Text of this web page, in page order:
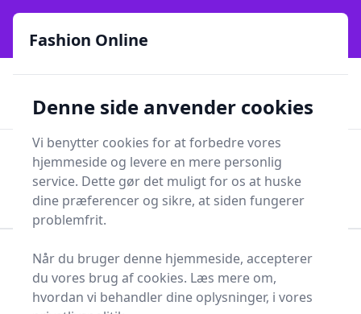
Fashion Online - Din genvej til stil, trends og smarte fund
online siden 2017
Lynhurtig levering ⭐⭐⭐⭐⭐✨981 forskellige produkttyper
Fashion Online
Søg
Forside Tøj og Accessories Tøj
T-shirts og trøjer
Træningstrøje
Fashion Online
Denne side anvender cookies
Vi benytter cookies for at forbedre vores
hjemmeside og levere en mere personlig
service. Dette gør det muligt for os at huske
dine præferencer og sikre, at siden fungerer
problemfrit.
Når du bruger denne hjemmeside, accepterer
du vores brug af cookies. Læs mere om,
hvordan vi behandler dine oplysninger, i vores